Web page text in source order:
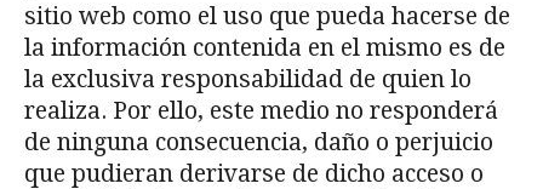
sitio web como el uso que pueda hacerse de
la información contenida en el mismo es de
la exclusiva responsabilidad de quien lo
realiza. Por ello, este medio no responderá
de ninguna consecuencia, daño o perjuicio
que pudieran derivarse de dicho acceso o